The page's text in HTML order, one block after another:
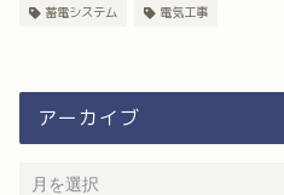
蓄電システム 電気工事
アーカイブ